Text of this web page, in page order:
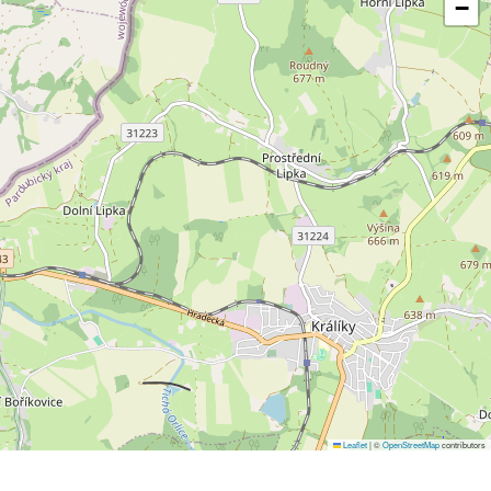
−
Leaflet|©OpenStreetMapcontributors